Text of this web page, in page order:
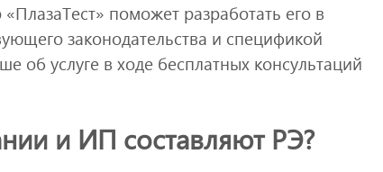
поможет разработать его в
законодательства и спецификой
об услуге в ходе бесплатных консультаций
и ИП составляют РЭ?